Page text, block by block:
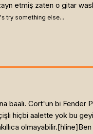
etmiş zaten o gitar
try something else...
baalı. Cort'un bi
hiçbi aalette yok bu
olmayabilir.[hline]Ben